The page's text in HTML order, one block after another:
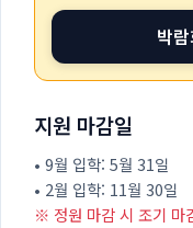
박
지원 마감일
• 9월 입학: 5월 31일
• 2월 입학: 11월 30일
※ 정원 마감 시 조기 마